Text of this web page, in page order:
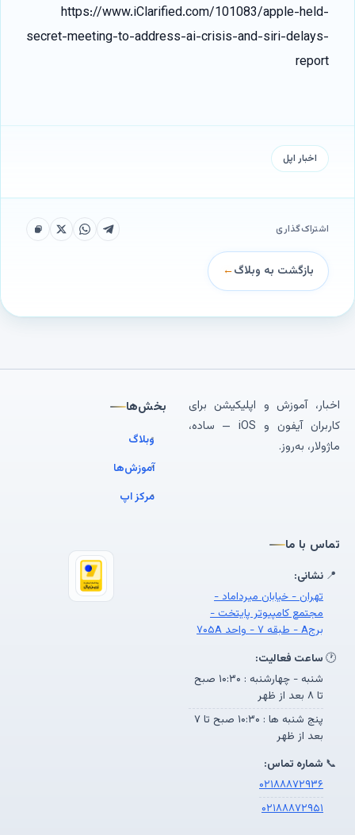
https://www.iClarified.com/101083/apple-held-
secret-meeting-to-address-ai-crisis-and-siri-delays-
report
اخبار‌ اپل
اشتراک‌گذاری
بازگشت به وبلاگ←
اخبار، آموزش و اپلیکیشن برای
کاربران آیفون و iOS — ساده،
ماژولار، به‌روز.
بخش‌ها
وبلاگ
آموزش‌ها
مرکز اپ
تماس با ما
📍 نشانی:
تهران - خیابان میرداماد -
مجتمع کامپیوتر پایتخت -
برجA - طبقه ۷ - واحد ۷۰۵A
🕐 ساعت فعالیت:
شنبه - چهارشنبه : ۱۰:۳۰ صبح
تا ۸ بعد از ظهر
پنج شنبه ها : ۱۰:۳۰ صبح تا ۷
بعد از ظهر
📞 شماره تماس:
۰۲۱۸۸۸۷۲۹۳۶
۰۲۱۸۸۸۷۲۹۵۱